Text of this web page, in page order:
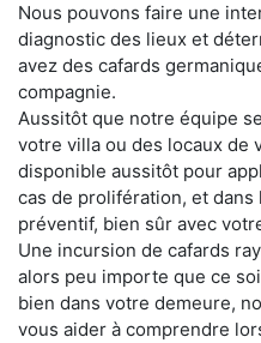
Nous pouvons faire une
diagnostic des lieux et
avez des cafards
compagnie.
Aussitôt que notre équipe
votre villa ou des locaux de
disponible aussitôt pour
cas de prolifération, et
préventif, bien sûr avec
Une incursion de cafards
alors peu importe que ce
bien dans votre demeure,
vous aider à comprendre